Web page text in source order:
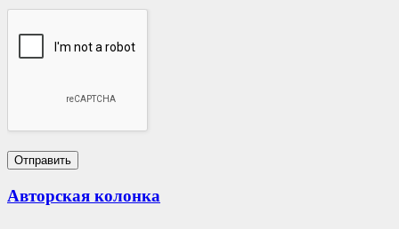
Авторская колонка